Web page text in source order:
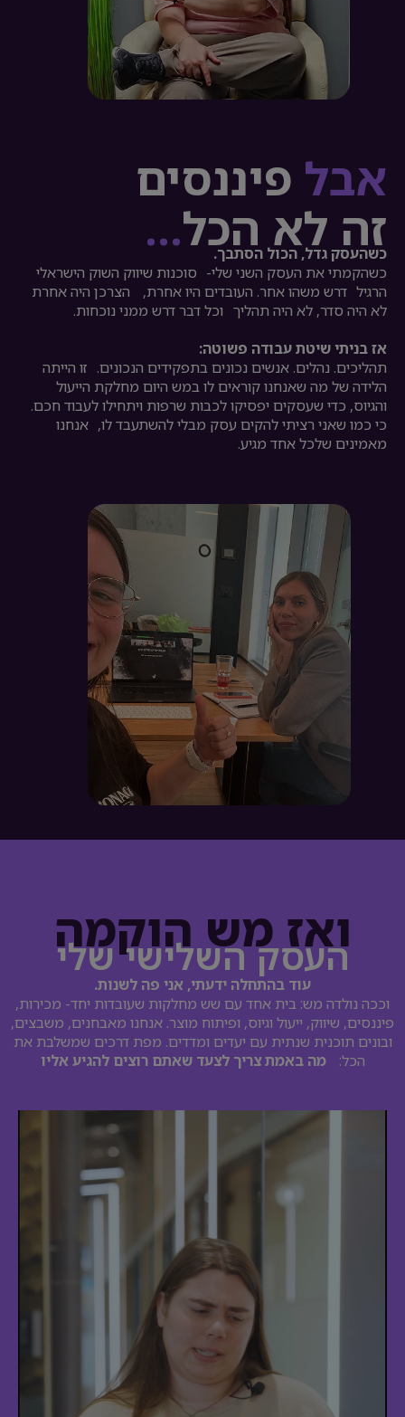
אבל פיננסים
זה לא הכל…
כשהעסק גדל, הכול הסתבך.
כשהקמתי את העסק השני שלי- סוכנות שיווק השוק הישראלי
הרגיל דרש משהו אחר. העובדים היו אחרת, הצרכן היה אחרת
לא היה סדר, לא היה תהליך וכל דבר דרש ממני נוכחות.
אז בניתי שיטת עבודה פשוטה:
תהליכים. נהלים. אנשים נכונים בתפקידים הנכונים. זו הייתה
הלידה של מה שאנחנו קוראים לו במש היום מחלקת הייעול
והגיוס, כדי שעסקים יפסיקו לכבות שרפות ויתחילו לעבוד חכם.
כי כמו שאני רציתי להקים עסק מבלי להשתעבד לו, אנחנו
מאמינים שלכל אחד מגיע.
ואז מש הוקמה
העסק השלישי שלי
עוד בהתחלה ידעתי, אני פה לשנות.
וככה נולדה מש: בית אחד עם שש מחלקות שעובדות יחד- מכירות,
פיננסים, שיווק, ייעול וגיוס, ופיתוח מוצר. אנחנו מאבחנים, משבצים,
ובונים תוכנית שנתית עם יעדים ומדדים. מפת דרכים שמשלבת את
הכל:מה באמת צריך לצעד שאתם רוצים להגיע אליו